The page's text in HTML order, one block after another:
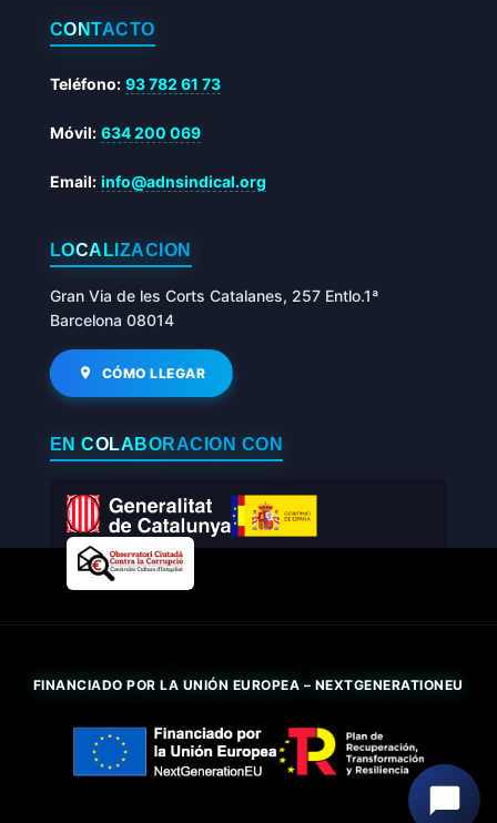
CONTACTO
Teléfono: 93 782 61 73
Móvil: 634 200 069
Email: info@adnsindical.org
LOCALIZACIÓN
Gran Via de les Corts Catalanes, 257 Entlo.1ª
Barcelona 08014
CÓMO LLEGAR
EN COLABORACIÓN CON
FINANCIADO POR LA UNIÓN EUROPEA – NEXTGENERATIONEU